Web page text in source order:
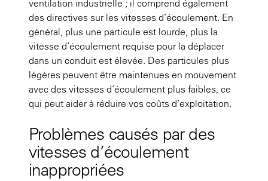
ventilation industrielle ; il comprend également
des directives sur les vitesses d’écoulement. En
général, plus une particule est lourde, plus la
vitesse d’écoulement requise pour la déplacer
dans un conduit est élevée. Des particules plus
légères peuvent être maintenues en mouvement
avec des vitesses d’écoulement plus faibles, ce
qui peut aider à réduire vos coûts d’exploitation.
Problèmes causés par des
vitesses d’écoulement
inappropriées